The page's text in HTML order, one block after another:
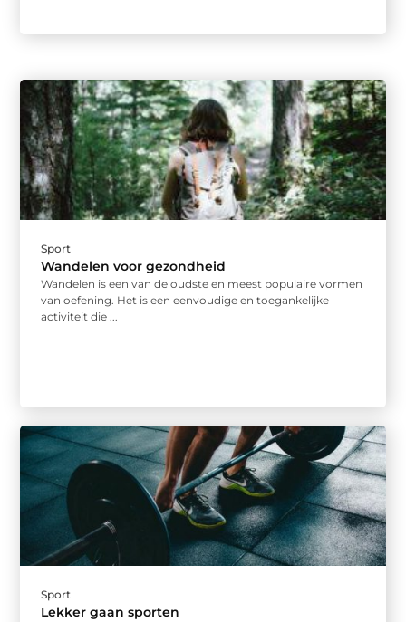
Sport
Wandelen voor gezondheid
Wandelen is een van de oudste en meest populaire vormen
van oefening. Het is een eenvoudige en toegankelijke
activiteit die ...
Sport
Lekker gaan sporten